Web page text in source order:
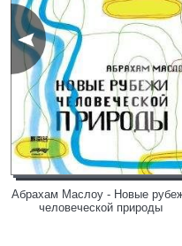
Абрахам Маслоу - Новые
человеческой природы